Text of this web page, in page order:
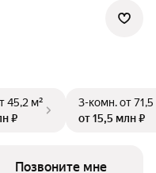
45,2 м²
₽
3-комн.от
от 15,5 млн ₽
Позвоните мне